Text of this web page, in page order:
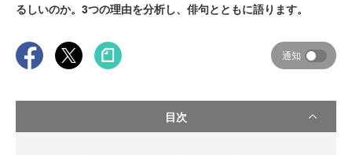
るしいのか。3つの理由を分析し、俳句とともに語ります。
通知
目次